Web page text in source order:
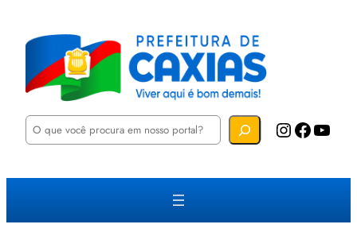
P
u
a
Instagram Facebook YouTube